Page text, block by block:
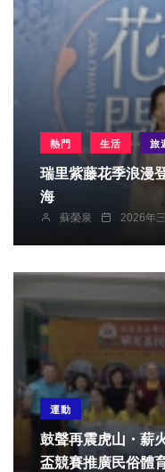
熱門 生活 旅
瑞里紫藤花季浪漫
海
蘇榮泉 2026年
運動
鼓聲再震虎山・薪
盃競賽推廣民俗體